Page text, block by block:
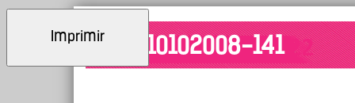
ID: 10102008-141
Imprimir